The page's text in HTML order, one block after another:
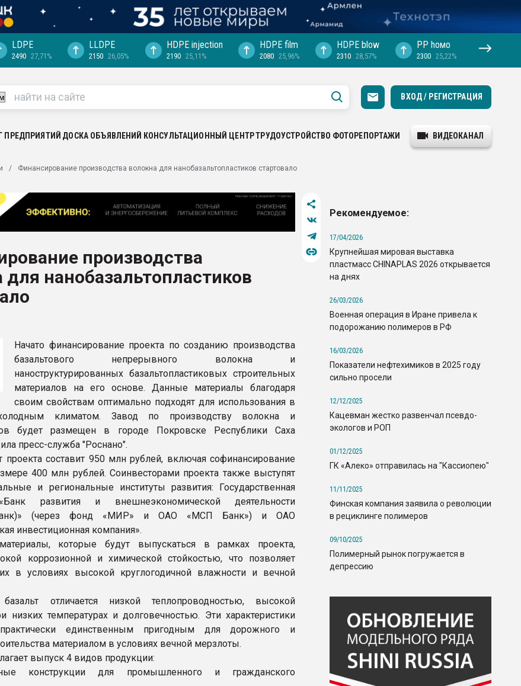
в.
для
цвет
LDPE
2490 27,71%
LLDPE
2150 26,05%
HDPE injection
2190 25,11%
HDPE film
2080 25,96%
HDPE blow
2310 28,57%
PP hомо
2300 25,22%
ВХОД / РЕГИСТРАЦИЯ
ПРЕДПРИЯТИЙ ДОСКА ОБЪЯВЛЕНИЙ КОНСУЛЬТАЦИОННЫЙ ЦЕНТРТРУДОУСТРОЙСТВО ФОТОРЕПОРТАЖИ ВИДЕОКАНАЛ
Финансирование производства волокна для нанобазальтопластиков стартовало
производства
для нанобазальтопластиков
Начато финансирование проекта по созданию производства
базальтового непрерывного волокна и
наноструктурированных базальтопластиковых строительных
материалов на его основе. Данные материалы благодаря
своим свойствам оптимально подходят для использования в
климатом. Завод по производству волокна и
будет размещен в городе Покровске Республики Саха
пресс-служба "Роснано".
составит 950 млн рублей, включая софинансирование
400 млн рублей. Соинвесторами проекта также выступят
и региональные институты развития: Государственная
развития и внешнеэкономической деятельности
(через фонд «МИР» и ОАО «МСП Банк») и ОАО
инвестиционная компания».
которые будут выпускаться в рамках проекта,
коррозионной и химической стойкостью, что позволяет
в условиях высокой круглогодичной влажности и вечной
отличается низкой теплопроводностью, высокой
низких температурах и долговечностью. Эти характеристики
единственным пригодным для дорожного и
материалом в условиях вечной мерзлоты.
выпуск 4 видов продукции:
конструкции для промышленного и гражданского
Рекомендуемое:
17/04/2026
Крупнейшая мировая выставка
пластмасс CHINAPLAS 2026 открывается
на днях
26/03/2026
Военная операция в Иране привела к
подорожанию полимеров в РФ
16/03/2026
Показатели нефтехимиков в 2025 году
сильно просели
12/12/2025
Кацевман жестко развенчал псевдо-
экологов и РОП
01/12/2025
ГК «Алеко» отправилась на "Кассиопею"
11/11/2025
Финская компания заявила о революции
в рециклинге полимеров
09/10/2025
Полимерный рынок погружается в
депрессию